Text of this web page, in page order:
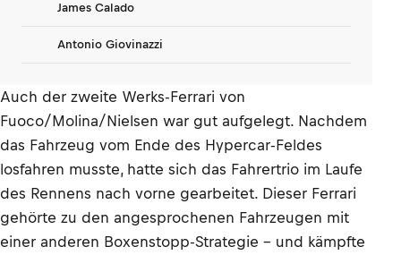
James Calado
Antonio Giovinazzi
Auch der zweite Werks-Ferrari von
Fuoco/Molina/Nielsen war gut aufgelegt. Nachdem
das Fahrzeug vom Ende des Hypercar-Feldes
losfahren musste, hatte sich das Fahrertrio im Laufe
des Rennens nach vorne gearbeitet. Dieser Ferrari
gehörte zu den angesprochenen Fahrzeugen mit
einer anderen Boxenstopp-Strategie - und kämpfte